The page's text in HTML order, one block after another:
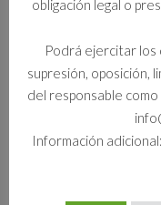
75379 R2-D2
obligación legal o
Podrá ejercitar los
supresión, oposición,
del responsable
Información